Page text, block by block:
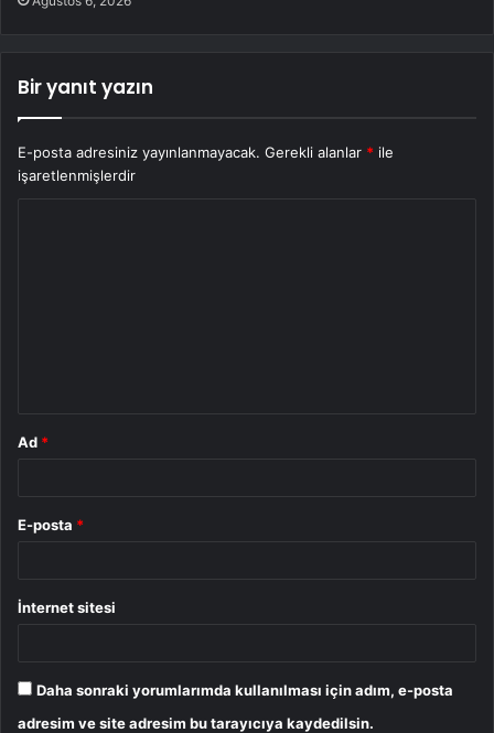
Bir yanıt yazın
E-posta adresiniz yayınlanmayacak. Gerekli alanlar * ile
işaretlenmişlerdir
Ad *
E-posta *
İnternet sitesi
Daha sonraki yorumlarımda kullanılması için adım, e-posta
adresim ve site adresim bu tarayıcıya kaydedilsin.